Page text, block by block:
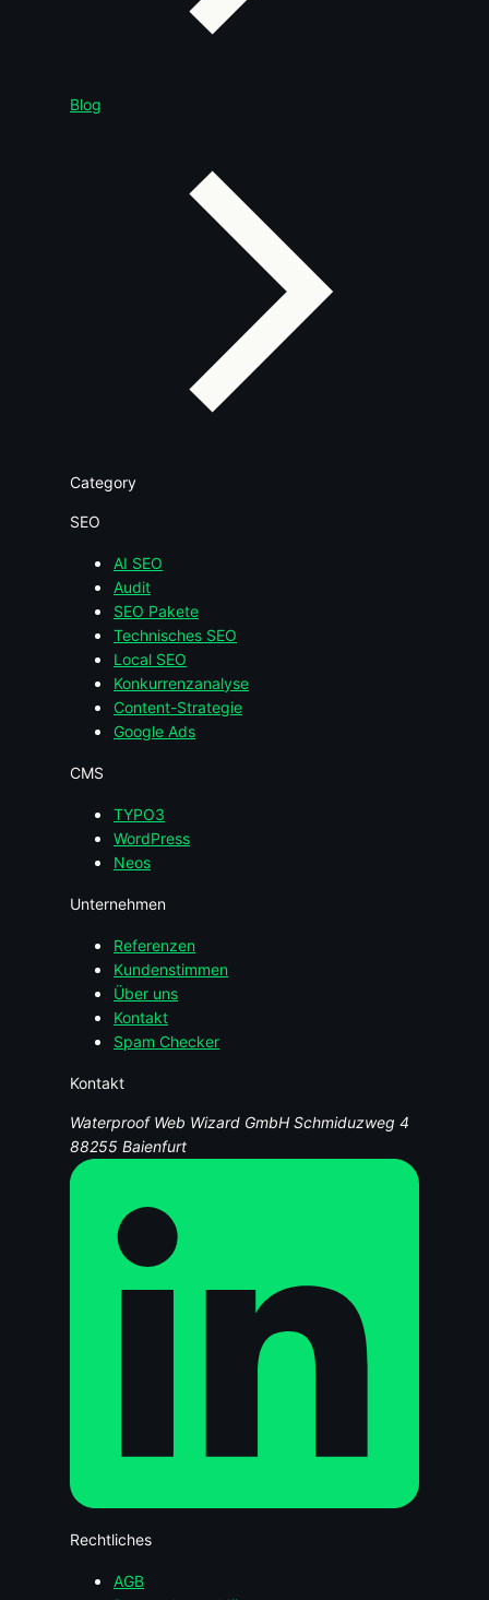
Blog
Category
SEO
AI SEO
Audit
SEO Pakete
Technisches SEO
Local SEO
Konkurrenzanalyse
Content-Strategie
Google Ads
CMS
TYPO3
WordPress
Neos
Unternehmen
Referenzen
Kundenstimmen
Über uns
Kontakt
Spam Checker
Kontakt
Waterproof Web Wizard GmbH Schmiduzweg 4
88255 Baienfurt
Rechtliches
AGB